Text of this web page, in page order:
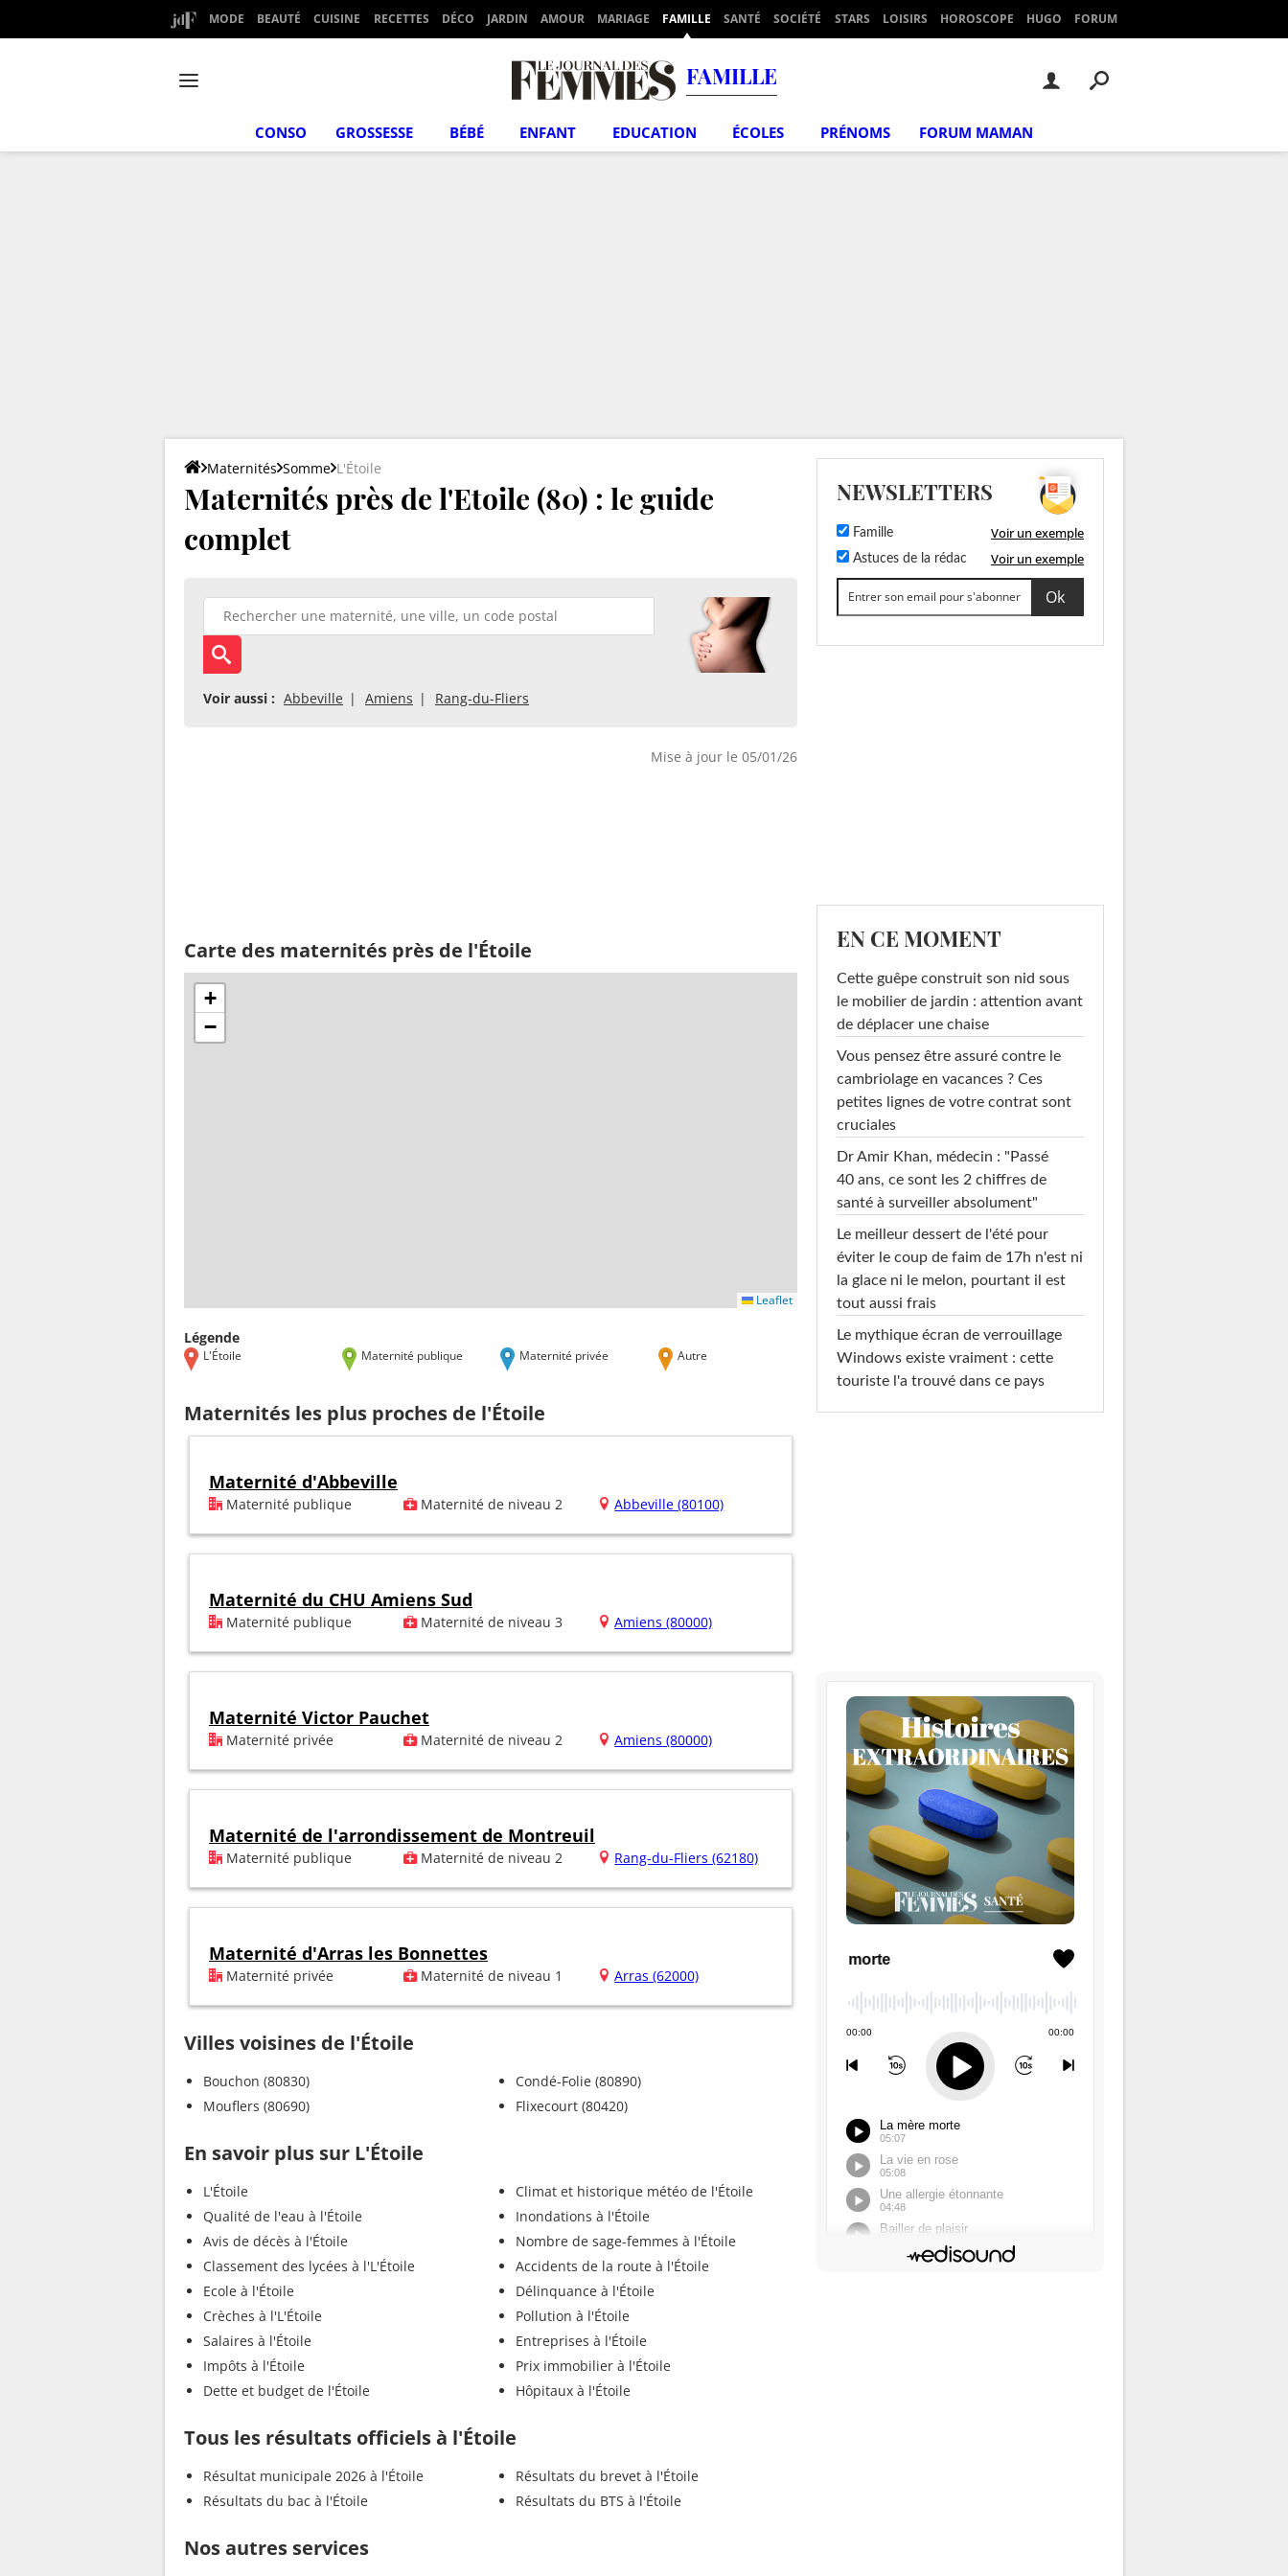
MODE BEAUTÉ CUISINE RECETTES DÉCO JARDIN AMOUR MARIAGE FAMILLE SANTÉ SOCIÉTÉ STARS LOISIRS HOROSCOPE HUGO FORUM
FAMILLE
CONSO GROSSESSE BÉBÉ ENFANT EDUCATION ÉCOLES PRÉNOMS FORUM MAMAN
Maternités Somme L'Étoile
Maternités près de l'Etoile (80) : le guide
complet
Voir aussi : Abbeville Amiens Rang-du-Fliers
Mise à jour le 05/01/26
Carte des maternités près de l'Étoile
+
−
Leaflet
Légende
L'Étoile Maternité publique Maternité privée Autre
Maternités les plus proches de l'Étoile
Maternité d'Abbeville
Maternité publique Maternité de niveau 2 Abbeville (80100)
Maternité du CHU Amiens Sud
Maternité publique Maternité de niveau 3 Amiens (80000)
Maternité Victor Pauchet
Maternité privée Maternité de niveau 2 Amiens (80000)
Maternité de l'arrondissement de Montreuil
Maternité publique Maternité de niveau 2 Rang-du-Fliers (62180)
Maternité d'Arras les Bonnettes
Maternité privée Maternité de niveau 1 Arras (62000)
Villes voisines de l'Étoile
Bouchon (80830)
Mouflers (80690)
Condé-Folie (80890)
Flixecourt (80420)
En savoir plus sur L'Étoile
L'Étoile
Qualité de l'eau à l'Étoile
Avis de décès à l'Étoile
Classement des lycées à l'L'Étoile
Ecole à l'Étoile
Crèches à l'L'Étoile
Salaires à l'Étoile
Impôts à l'Étoile
Dette et budget de l'Étoile
Climat et historique météo de l'Étoile
Inondations à l'Étoile
Nombre de sage-femmes à l'Étoile
Accidents de la route à l'Étoile
Délinquance à l'Étoile
Pollution à l'Étoile
Entreprises à l'Étoile
Prix immobilier à l'Étoile
Hôpitaux à l'Étoile
Tous les résultats officiels à l'Étoile
Résultat municipale 2026 à l'Étoile
Résultats du bac à l'Étoile
Résultats du brevet à l'Étoile
Résultats du BTS à l'Étoile
Nos autres services
NEWSLETTERS
Famille Voir un exemple
Astuces de la rédac Voir un exemple
EN CE MOMENT
Cette guêpe construit son nid sous
le mobilier de jardin : attention avant
de déplacer une chaise
Vous pensez être assuré contre le
cambriolage en vacances ? Ces
petites lignes de votre contrat sont
cruciales
Dr Amir Khan, médecin : "Passé
40 ans, ce sont les 2 chiffres de
santé à surveiller absolument"
Le meilleur dessert de l'été pour
éviter le coup de faim de 17h n'est ni
la glace ni le melon, pourtant il est
tout aussi frais
Le mythique écran de verrouillage
Windows existe vraiment : cette
touriste l'a trouvé dans ce pays